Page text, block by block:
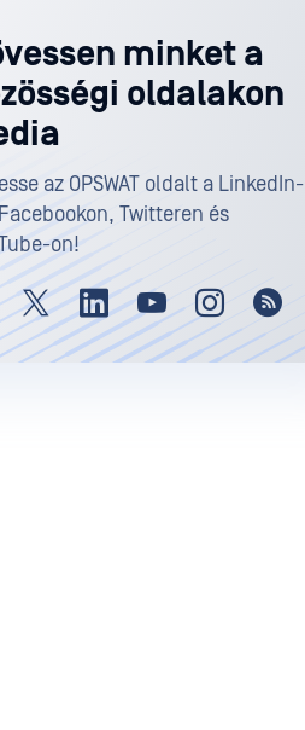
minket a
oldalakon
az OPSWAT oldalt a LinkedIn-
Twitteren és
on!